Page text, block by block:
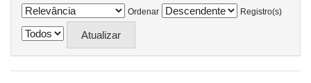
Ordenar
Registro(s)